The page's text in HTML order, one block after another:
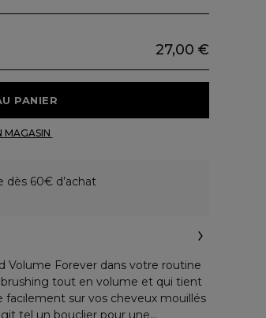
27,00 €
dès 60€ d’achat
Volume Forever dans votre routine
tout en volume et qui tient
sur vos cheveux mouillés
tel un bouclier pour une